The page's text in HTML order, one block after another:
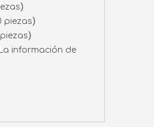
)
piezas)
)
información de